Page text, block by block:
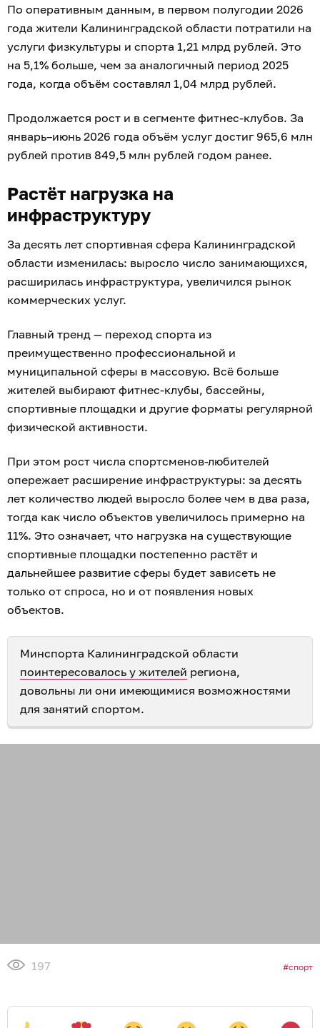
По оперативным данным, в первом полугодии 2026
года жители Калининградской области потратили на
услуги физкультуры и спорта 1,21 млрд рублей. Это
на 5,1% больше, чем за аналогичный период 2025
года, когда объём составлял 1,04 млрд рублей.
Продолжается рост и в сегменте фитнес-клубов. За
январь–июнь 2026 года объём услуг достиг 965,6 млн
рублей против 849,5 млн рублей годом ранее.
Растёт нагрузка на
инфраструктуру
За десять лет спортивная сфера Калининградской
области изменилась: выросло число занимающихся,
расширилась инфраструктура, увеличился рынок
коммерческих услуг.
Главный тренд — переход спорта из
преимущественно профессиональной и
муниципальной сферы в массовую. Всё больше
жителей выбирают фитнес-клубы, бассейны,
спортивные площадки и другие форматы регулярной
физической активности.
При этом рост числа спортсменов-любителей
опережает расширение инфраструктуры: за десять
лет количество людей выросло более чем в два раза,
тогда как число объектов увеличилось примерно на
11%. Это означает, что нагрузка на существующие
спортивные площадки постепенно растёт и
дальнейшее развитие сферы будет зависеть не
только от спроса, но и от появления новых
объектов.
Минспорта Калининградской области
поинтересовалось у жителей региона,
довольны ли они имеющимися возможностями
для занятий спортом.
197 спорт